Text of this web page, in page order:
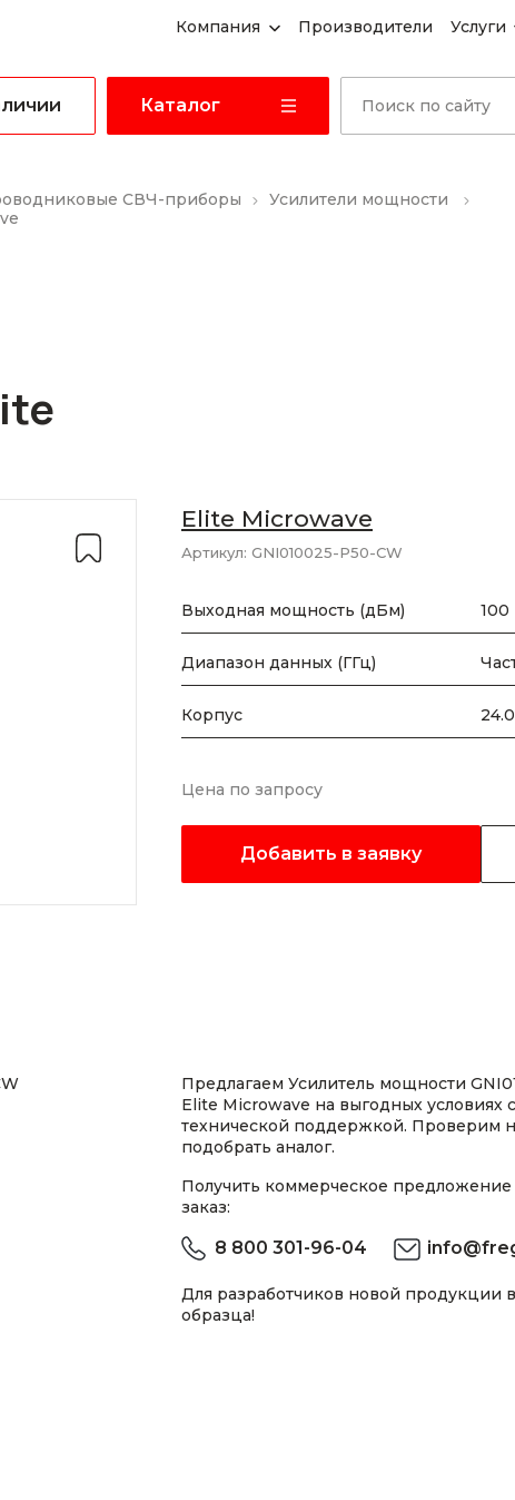
Компания Производители Услуги
Каталог
СВЧ-приборы
Усилители мощности
Elite Microwave
Артикул: GNI010025-P50-CW
Выходная мощность (дБм) 100
Диапазон данных (ГГц)
Корпус
Цена по запросу
Добавить в заявку
Предлагаем Усилитель мощности
Elite Microwave на выгодных условиях
технической поддержкой. Проверим
подобрать аналог.
Получить коммерческое
заказ:
8 800 301-96-04
Для разработчиков новой продукции
образца!